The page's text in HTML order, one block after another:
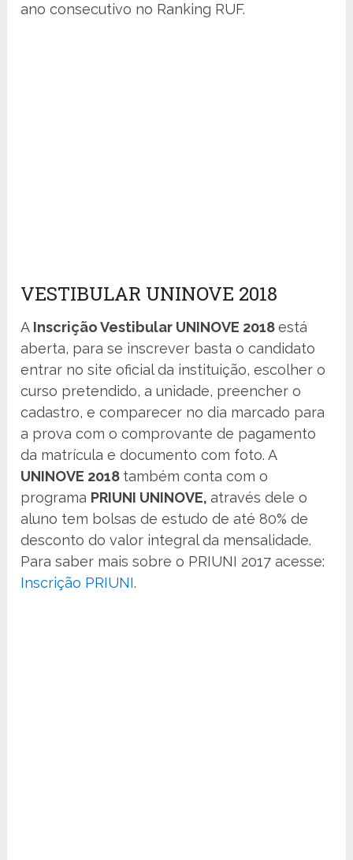
ano consecutivo no Ranking RUF.
VESTIBULAR UNINOVE 2018
A Inscrição Vestibular UNINOVE 2018está
aberta, para se inscrever basta o candidato
entrar no site oficial da instituição, escolher o
curso pretendido, a unidade, preencher o
cadastro, e comparecer no dia marcado para
a prova com o comprovante de pagamento
da matrícula e documento com foto. A
UNINOVE 2018 também conta com o
programa PRIUNI UNINOVE,através dele o
aluno tem bolsas de estudo de até 80% de
desconto do valor integral da mensalidade.
Para saber mais sobre o PRIUNI 2017 acesse:
Inscrição PRIUNI.